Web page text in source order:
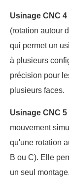
Usinage CNC 4
(rotation autour
qui permet un
à plusieurs
précision pour
plusieurs faces.
Usinage CNC 5
mouvement
qu'une rotation
B ou C). Elle
un seul